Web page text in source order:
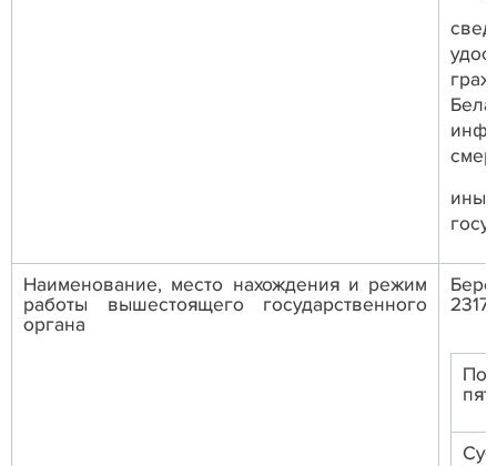
Наименование, место нахождения и режим
работы вышестоящего государственного
органа